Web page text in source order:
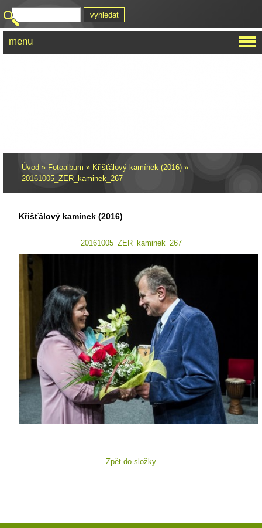
Úvod » Fotoalbum » Křišťálový kamínek (2016) »
20161005_ZER_kaminek_267
Křišťálový kamínek (2016)
20161005_ZER_kaminek_267
Zpět do složky
menu